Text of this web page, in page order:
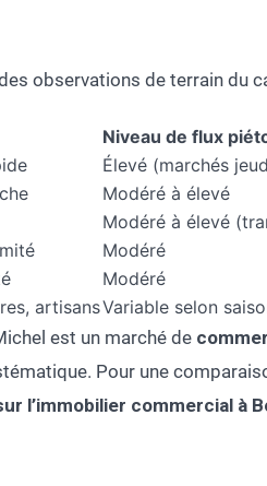
observations de terrain du
Niveau de flux
Élevé (marchés
Modéré à élevé
Modéré à élevé
Modéré
Modéré
artisansVariable selon
est un marché de
Pour une
l’immobilier commercial à